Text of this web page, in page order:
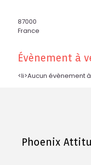
87000
France
Évènement à
<li>Aucun évènement
Phoenix